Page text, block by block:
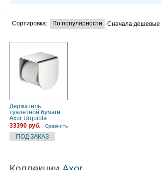
Сортировка: По популярности Сначала дешевые
Держатель
туалетной бумаги
Axor Urquiola
(42436000) хром
33390 руб. Сравнить